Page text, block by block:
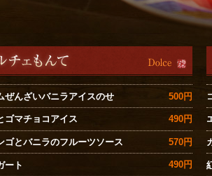
ぜんざいバニラアイスのせ 500円
ゴマチョコアイス 490円
ゴとバニラのフルーツソース 570円
ート 490円